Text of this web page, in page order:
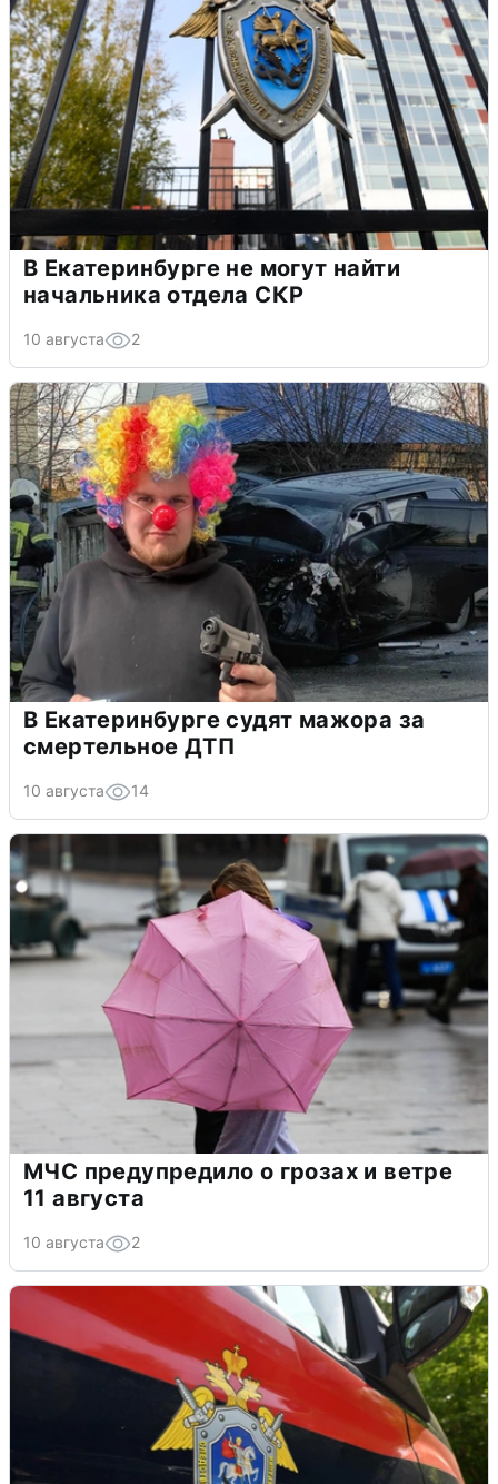
В Екатеринбурге не могут найти
начальника отдела СКР
10 августа 2
В Екатеринбурге судят мажора за
смертельное ДТП
10 августа 14
МЧС предупредило о грозах и ветре
11 августа
10 августа 2